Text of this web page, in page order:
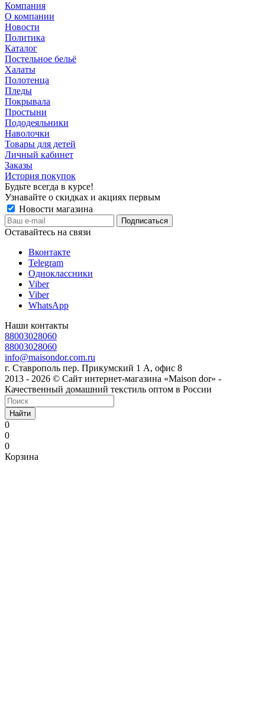
Компания
О компании
Новости
Политика
Каталог
Постельное бельё
Халаты
Полотенца
Пледы
Покрывала
Простыни
Пододеяльники
Наволочки
Товары для детей
Личный кабинет
Заказы
История покупок
Будьте всегда в курсе!
Узнавайте о скидках и акциях первым
Новости магазина
Оставайтесь на связи
Вконтакте
Telegram
Одноклассники
Viber
Viber
WhatsApp
Наши контакты
88003028060
88003028060
info@maisondor.com.ru
г. Ставрополь пер. Прикумский 1 А, офис 8
2013 - 2026 © Сайт интернет-магазина «Maison dor» -
Качественный домашний текстиль оптом в России
Найти
0
0
0
Корзина